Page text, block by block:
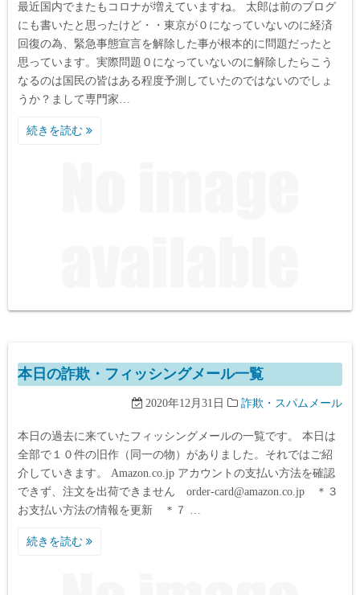
最近国内でまたもコロナが増えていますね。 太郎は前のブログ
にも書いたと思ったけど・・東京が０になっていないのに経済
回復の為、緊急事態宣言を解除した事が根本的に問題だったと
思っています。実際問題０になっていないのに解除したらこう
なるのは国民の皆はある程度予測していたのではないのでしょ
うか？まして専門家…
続きを読む
本日の詐欺・フィッシングメール一覧
2020年12月31日 詐欺・スパムメール
本日の過去に来ていたフィッシングメールの一覧です。 本日は
全部で１０件の旧作（同一の物）がありました。それではご紹
介していきます。 Amazon.co.jp アカウントの支払い方法を確認
できず、注文を出荷できません order-card@amazon.co.jp ＊３
お支払い方法の情報を更新 ＊７ …
続きを読む